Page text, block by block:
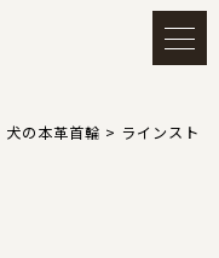
アカウント
犬の本革首輪 > ラインスト